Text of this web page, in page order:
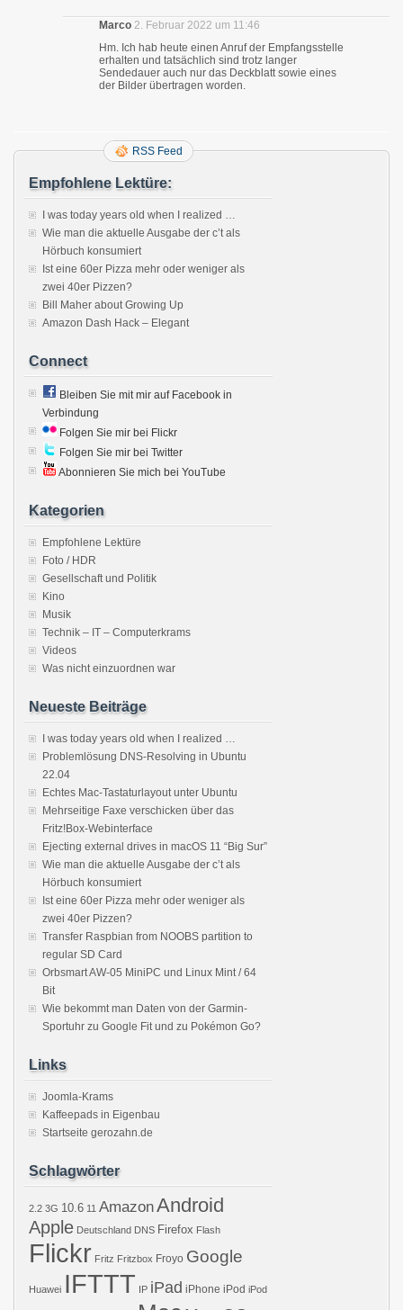
Marco 2. Februar 2022 um 11:46
Hm. Ich hab heute einen Anruf der Empfangsstelle
erhalten und tatsächlich sind trotz langer
Sendedauer auch nur das Deckblatt sowie eines
der Bilder übertragen worden.
RSS Feed
Empfohlene Lektüre:
I was today years old when I realized …
Wie man die aktuelle Ausgabe der c’t als
Hörbuch konsumiert
Ist eine 60er Pizza mehr oder weniger als
zwei 40er Pizzen?
Bill Maher about Growing Up
Amazon Dash Hack – Elegant
Connect
Bleiben Sie mit mir auf Facebook in
Verbindung
Folgen Sie mir bei Flickr
Folgen Sie mir bei Twitter
Abonnieren Sie mich bei YouTube
Kategorien
Empfohlene Lektüre
Foto / HDR
Gesellschaft und Politik
Kino
Musik
Technik – IT – Computerkrams
Videos
Was nicht einzuordnen war
Neueste Beiträge
I was today years old when I realized …
Problemlösung DNS-Resolving in Ubuntu
22.04
Echtes Mac-Tastaturlayout unter Ubuntu
Mehrseitige Faxe verschicken über das
Fritz!Box-Webinterface
Ejecting external drives in macOS 11 “Big Sur”
Wie man die aktuelle Ausgabe der c’t als
Hörbuch konsumiert
Ist eine 60er Pizza mehr oder weniger als
zwei 40er Pizzen?
Transfer Raspbian from NOOBS partition to
regular SD Card
Orbsmart AW-05 MiniPC und Linux Mint / 64
Bit
Wie bekommt man Daten von der Garmin-
Sportuhr zu Google Fit und zu Pokémon Go?
Links
Joomla-Krams
Kaffeepads in Eigenbau
Startseite gerozahn.de
Schlagwörter
2.2 3G 10.6 11 AmazonAndroid
Apple Deutschland DNS Firefox Flash
Flickr Fritz Fritzbox Froyo Google
Huawei IFTTT IP iPad iPhone iPod iPod